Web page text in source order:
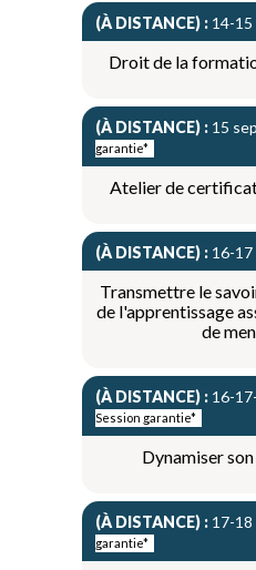
(À DISTANCE) : 14-
Droit de la
(À DISTANCE) : 15
garantie*
Atelier de
(À DISTANCE) : 16-
Transmettre le
de l'apprentissage
de
(À DISTANCE) : 16-
Session garantie*
Dynamiser
(À DISTANCE) : 17-
garantie*